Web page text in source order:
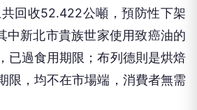
回收52.422公噸，預防性下架
中新北市貴族世家使用致癌油的
已過食用期限；布列德則是烘焙
限，均不在市場端，消費者無需